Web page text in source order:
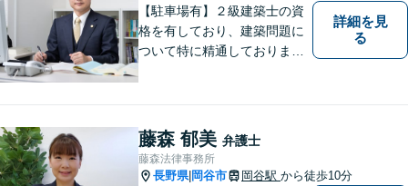
【駐車場有】２級建築士の資
格を有しており、建築問題に
ついて特に精通しておりま
対応を心がけております。お
忙しい方もお気軽にご相談く
ださい。
詳細を見
る
藤森 郁美 弁護士
藤森法律事務所
長野県| 岡谷市 岡谷駅 から徒歩10分